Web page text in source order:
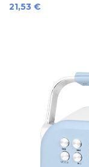
Preis
21,53 €